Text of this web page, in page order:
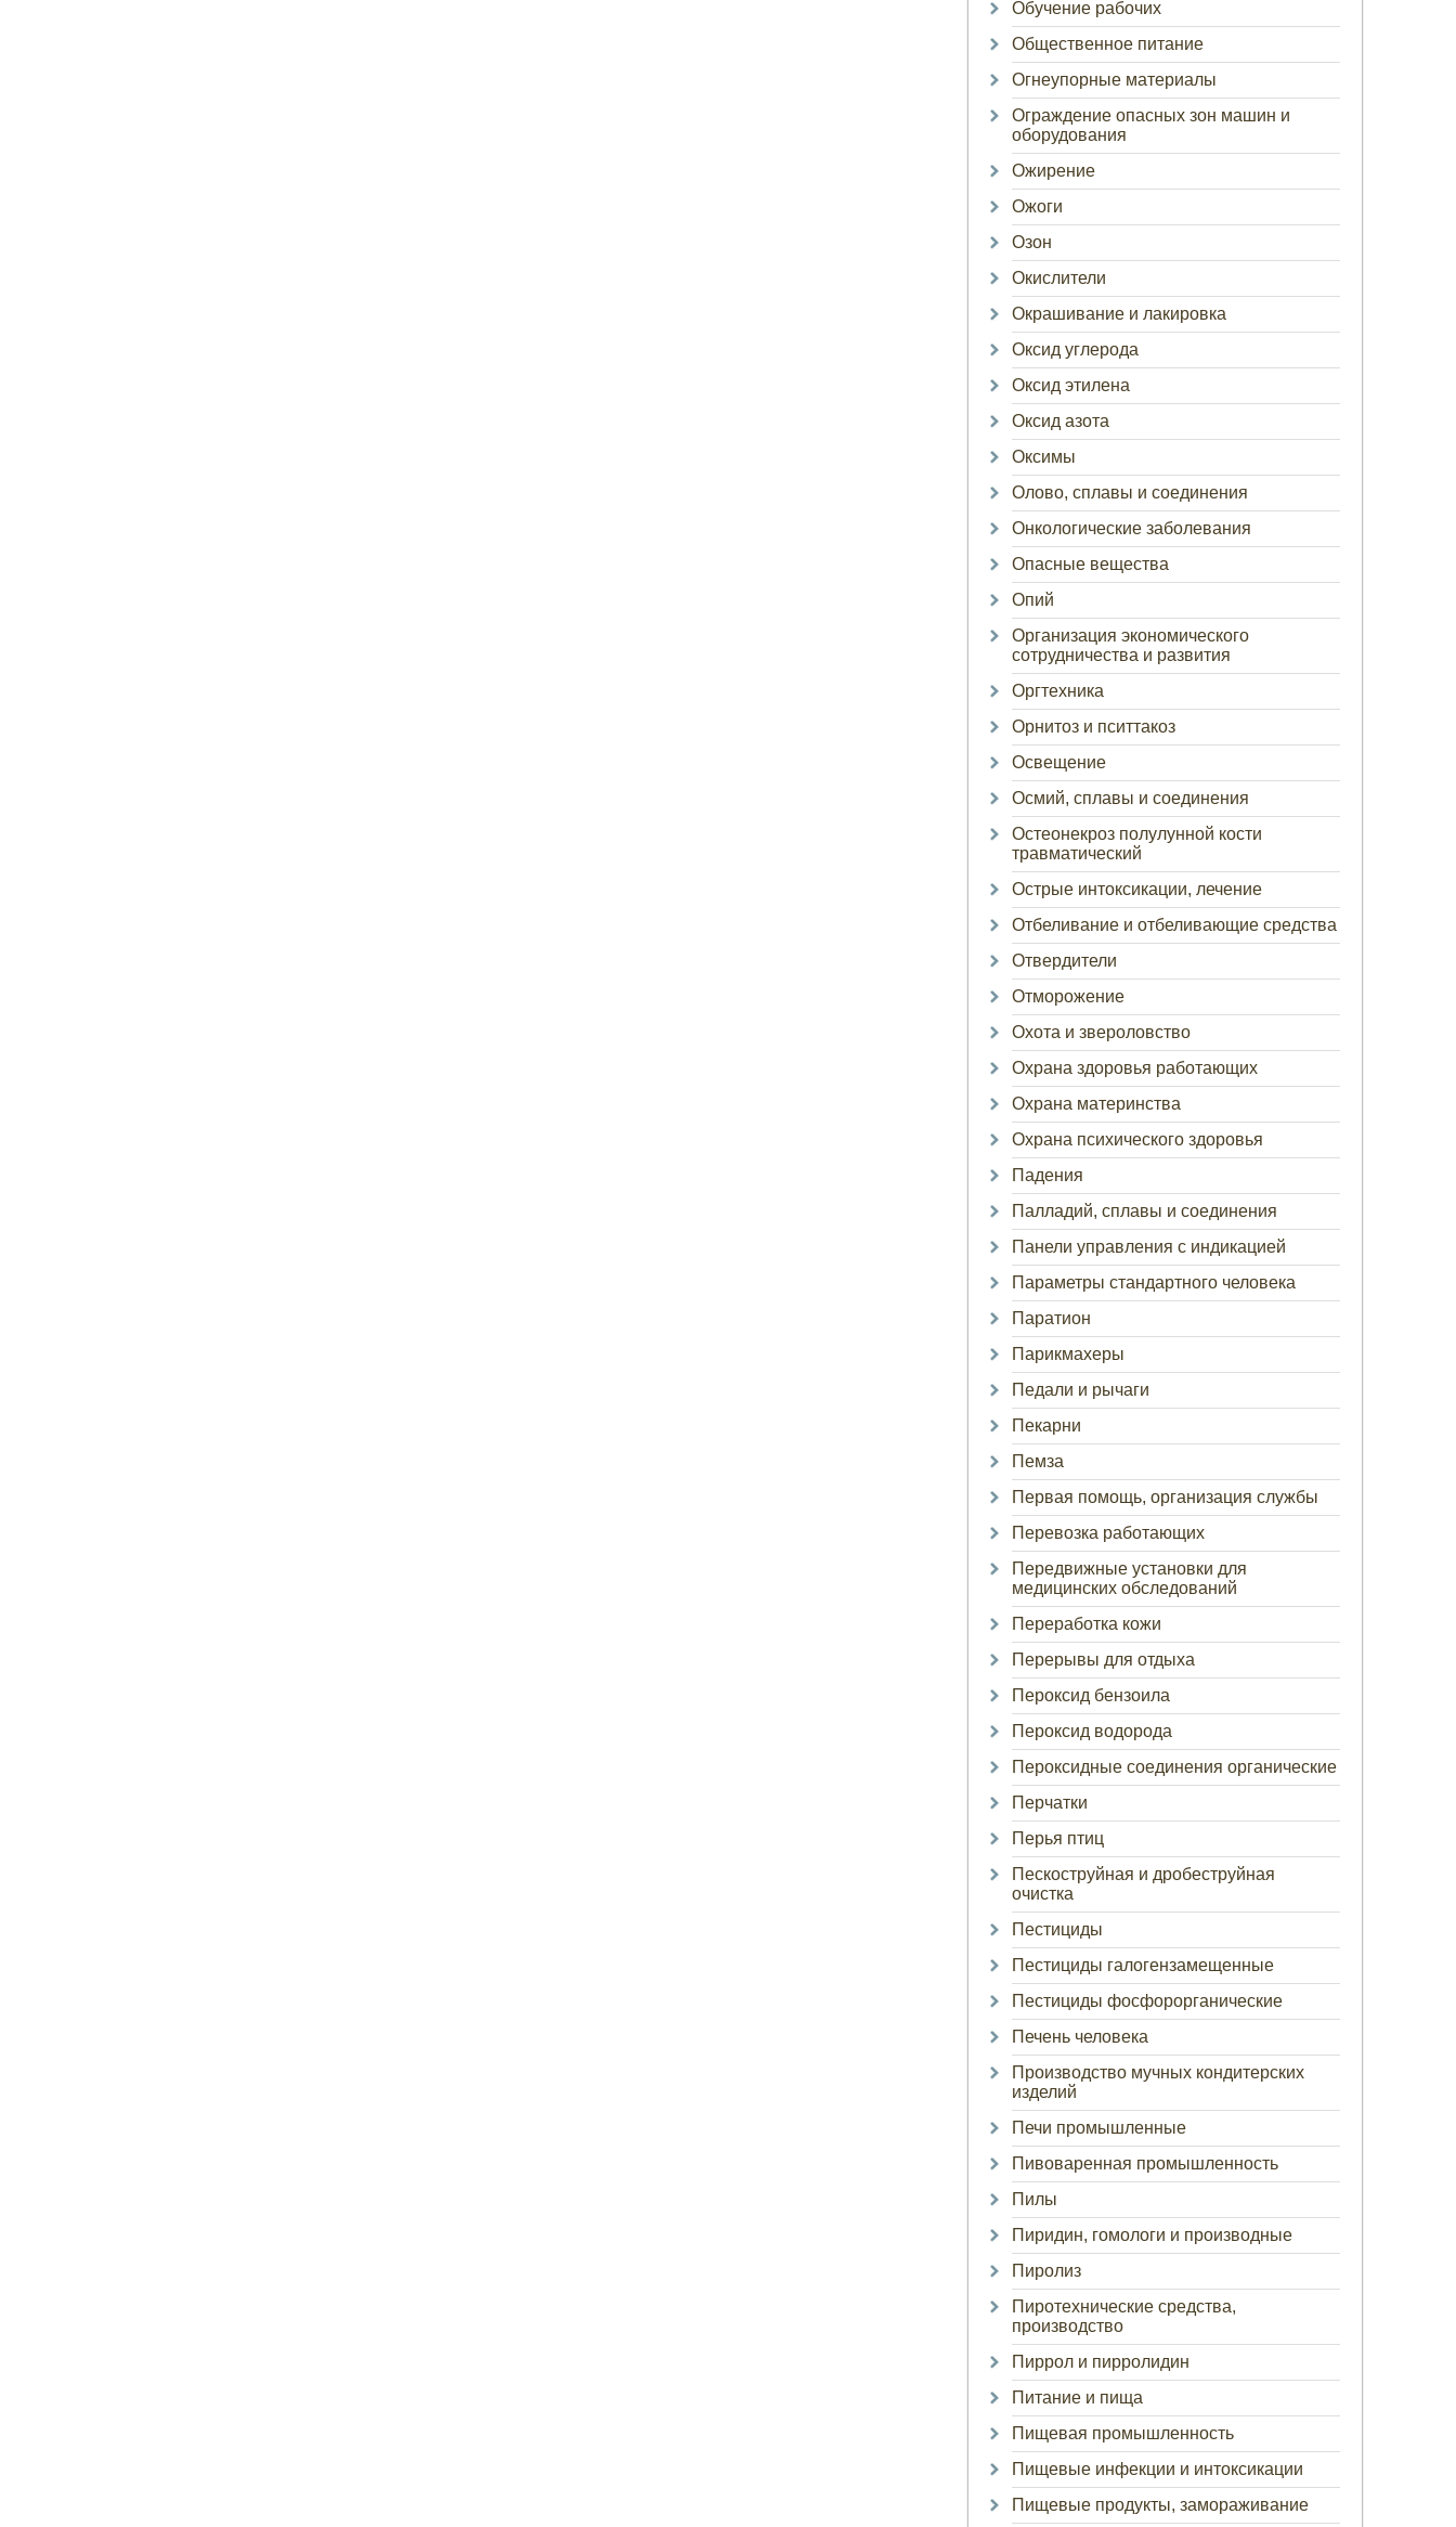
Обучение рабочих
Общественное питание
Огнеупорные материалы
Ограждение опасных зон машин и
оборудования
Ожирение
Ожоги
Озон
Окислители
Окрашивание и лакировка
Оксид углерода
Оксид этилена
Оксид азота
Оксимы
Олово, сплавы и соединения
Онкологические заболевания
Опасные вещества
Опий
Организация экономического
сотрудничества и развития
Оргтехника
Орнитоз и пситтакоз
Освещение
Осмий, сплавы и соединения
Остеонекроз полулунной кости
травматический
Острые интоксикации, лечение
Отбеливание и отбеливающие средства
Отвердители
Отморожение
Охота и звероловство
Охрана здоровья работающих
Охрана материнства
Охрана психического здоровья
Падения
Палладий, сплавы и соединения
Панели управления с индикацией
Параметры стандартного человека
Паратион
Парикмахеры
Педали и рычаги
Пекарни
Пемза
Первая помощь, организация службы
Перевозка работающих
Передвижные установки для
медицинских обследований
Переработка кожи
Перерывы для отдыха
Пероксид бензоила
Пероксид водорода
Пероксидные соединения органические
Перчатки
Перья птиц
Пескоструйная и дробеструйная
очистка
Пестициды
Пестициды галогензамещенные
Пестициды фосфорорганические
Печень человека
Производство мучных кондитерских
изделий
Печи промышленные
Пивоваренная промышленность
Пилы
Пиридин, гомологи и производные
Пиролиз
Пиротехнические средства,
производство
Пиррол и пирролидин
Питание и пища
Пищевая промышленность
Пищевые инфекции и интоксикации
Пищевые продукты, замораживание